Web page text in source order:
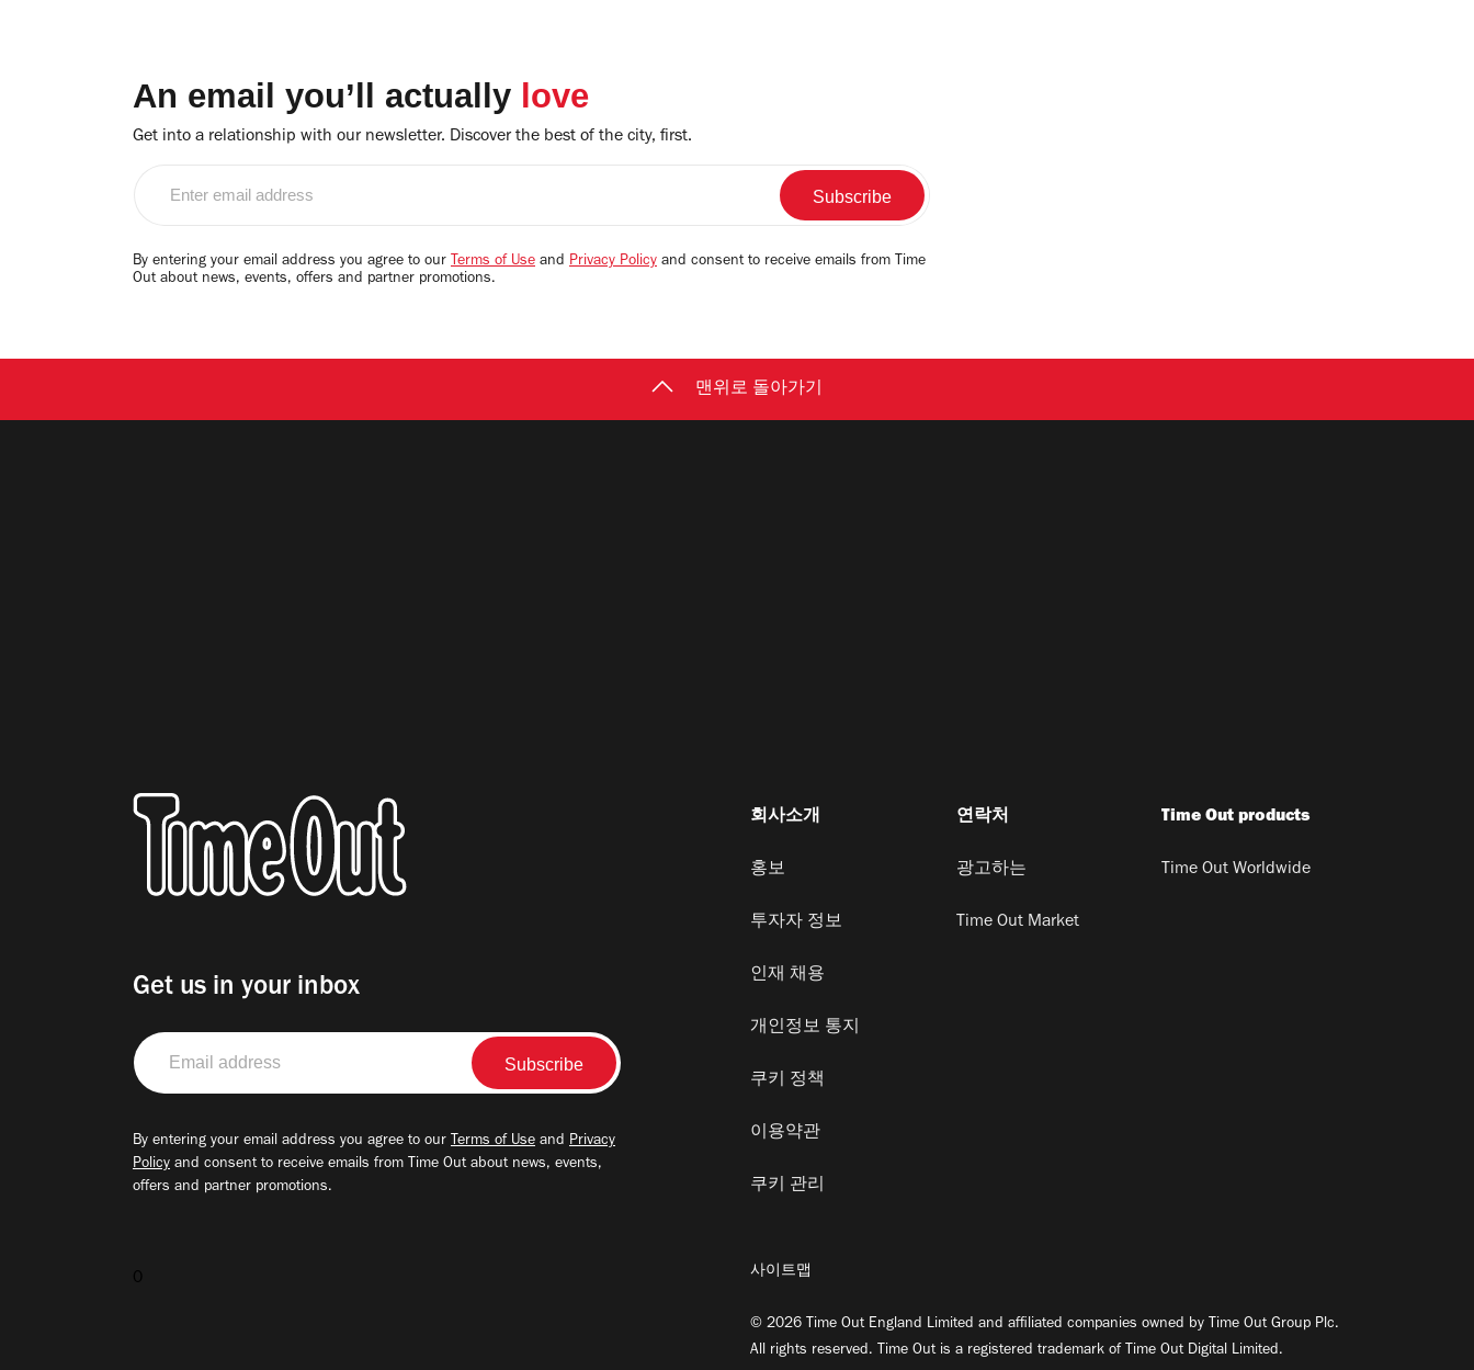
An email you’ll actually love
Get into a relationship with our newsletter. Discover the best of the city, first.
email
By entering your email address you agree to our Terms of Use and Privacy Policy and consent to receive emails from Time
Out about news, events, offers and partner promotions.
맨위로 돌아가기
Get us in your inbox
Email
address
By entering your email address you agree to our Terms of Use and Privacy
Policy and consent to receive emails from Time Out about news, events,
offers and partner promotions.
0
회사소개
홍보
투자자 정보
인재 채용
개인정보 통지
쿠키 정책
이용약관
쿠키 관리
연락처
광고하는
Time Out Market
Time Out products
Time Out Worldwide
사이트맵
© 2026 Time Out England Limited and affiliated companies owned by Time Out Group Plc.
All rights reserved. Time Out is a registered trademark of Time Out Digital Limited.